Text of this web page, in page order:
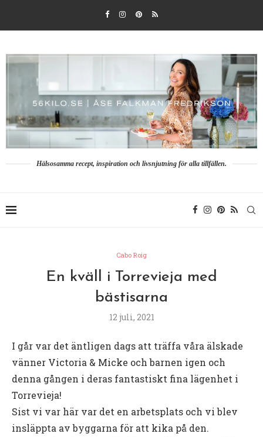
Hälsosamma recept, inspiration och livsnjutning för alla tillfällen.
Cabo Roig
En kväll i Torrevieja med
bästisarna
12 juli, 2021
I går var det äntligen dags att träffa våra älskade
vänner Victoria & Micke och barnen igen och
denna gången i deras fantastiskt fina lägenhet i
Torrevieja!
Sist vi var här var det en arbetsplats och vi blev
insläppta av byggarna för att kika på den.